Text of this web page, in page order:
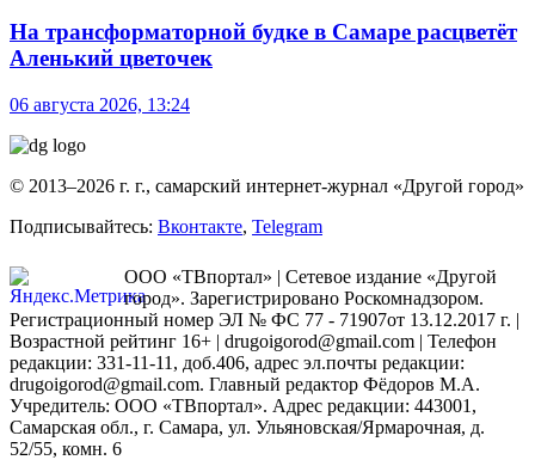
На трансформаторной будке в Самаре расцветёт
Аленький цветочек
06 августа 2026, 13:24
© 2013–2026 г. г., самарский интернет-журнал «Другой город»
Подписывайтесь: Вконтакте, Telegram
ООО «ТВпортал» | Сетевое издание «Другой
город». Зарегистрировано Роскомнадзором.
Регистрационный номер ЭЛ № ФС 77 - 71907от 13.12.2017 г. |
Возрастной рейтинг 16+ | drugoigorod@gmail.com | Телефон
редакции: 331-11-11, доб.406, адрес эл.почты редакции:
drugoigorod@gmail.com. Главный редактор Фёдоров М.А.
Учредитель: ООО «ТВпортал». Адрес редакции: 443001,
Самарская обл., г. Самара, ул. Ульяновская/Ярмарочная, д.
52/55, комн. 6